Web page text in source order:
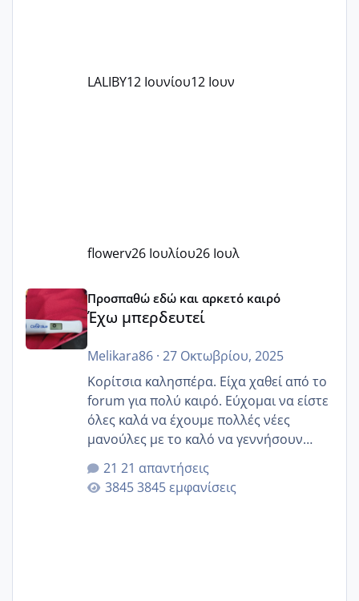
LALIBY12 Ιουνίου12 Ιουν
flowerv26 Ιουλίου26 Ιουλ
Έχω μπερδευτεί
Προσπαθώ εδώ και αρκετό καιρό
Έχω μπερδευτεί
Melikara86· 27 Οκτωβρίου, 2025
Κορίτσια καλησπέρα. Είχα χαθεί από το
forum για πολύ καιρό. Εύχομαι να είστε
όλες καλά να έχουμε πολλές νέες
μανούλες με το καλό να γεννήσουν
αυτές που ήδη περιμένουν. Να πάρουν
γερα μωράκια στην αγκαλίτσα τους
🙏🏼🙏🏼 Ας πάμε λοιπόν στο θέμα μου.
21 απαντήσεις
3845 εμφανίσεις